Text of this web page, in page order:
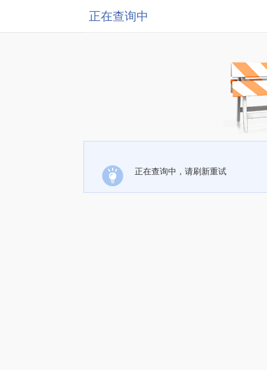
正在查询中
正在查询中，请刷新重试